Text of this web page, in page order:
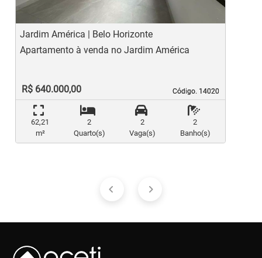
Jardim América | Belo Horizonte
Código. 14020
Código. 14020
Apartamento à venda no Jardim América
R$ 640.000,00
62,21
m²
2
Quarto(s)
2
Vaga(s)
2
Banho(s)